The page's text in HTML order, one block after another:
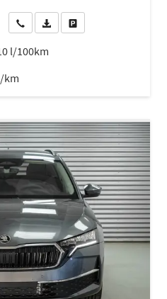
Wir rufen Sie anPDF-Datei, Fahrzeugexposé
l/100km
km